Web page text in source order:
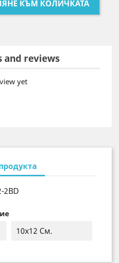
КЪМ КОЛИЧКАТА
and reviews
yet
2BD
10х12 См.